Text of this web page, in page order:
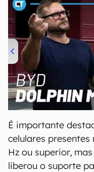
00:00/04:07
É importante
celulares
Hz ou superior,
liberou o suporte